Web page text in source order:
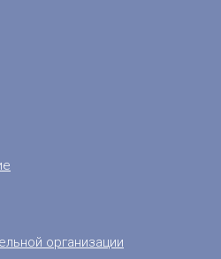
организации